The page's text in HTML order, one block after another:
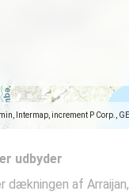
Intermap, increment P Corp.,
udbyder
af Arraijan,